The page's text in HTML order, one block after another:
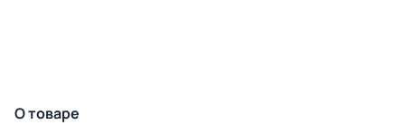
О товаре